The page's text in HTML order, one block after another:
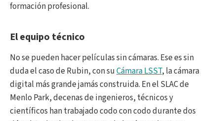
formación profesional.
El equipo técnico
No se pueden hacer películas sin cámaras. Ese es sin
duda el caso de Rubin, con suCámara LSST, la cámara
digital más grande jamás construida. En el SLAC de
Menlo Park, decenas de ingenieros, técnicos y
científicos han trabajado codo con codo durante dos